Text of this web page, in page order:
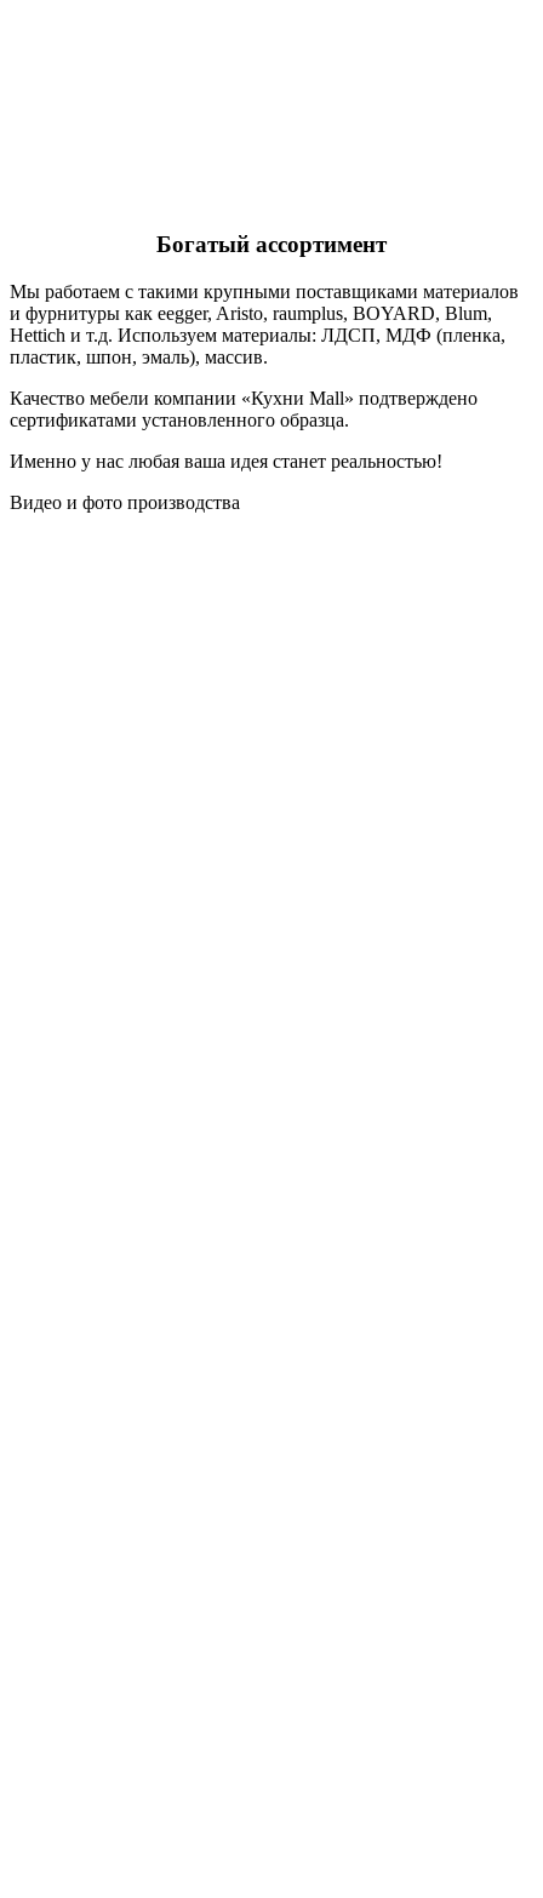
Богатый ассортимент
Мы работаем с такими крупными поставщиками материалов
и фурнитуры как eegger, Aristo, raumplus, BOYARD, Blum,
Hettich и т.д. Используем материалы: ЛДСП, МДФ (пленка,
пластик, шпон, эмаль), массив.
Качество мебели компании «Кухни Mall» подтверждено
сертификатами установленного образца.
Именно у нас любая ваша идея станет реальностью!
Видео и фото производства